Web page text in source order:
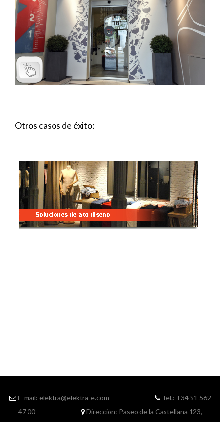
Otros casos de éxito:
E-mail: elektra@elektra-e.com
Tel.: +34 91 562
47 00
Dirección: Paseo de la Castellana 123,